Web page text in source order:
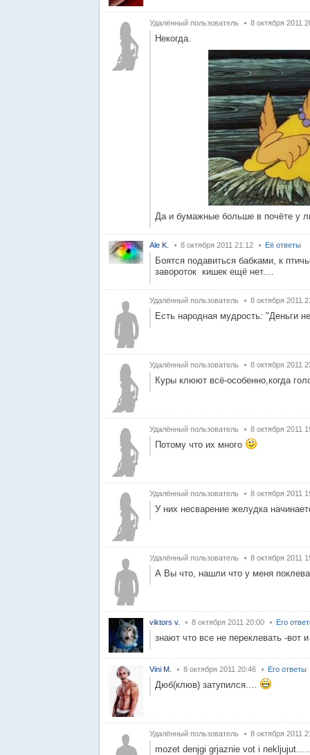
Удалённый пользователь 8 октября 2011
Некогда.
Да и бумажные больше в почёте у
Ale K. 8 октября 2011 21:12 Её ответы
Боятся подавиться бабками, к
завороток кишек ещё нет....
Удалённый пользователь 8 октября 2011
Есть народная мудрость: "Деньги
Удалённый пользователь 8 октября 2011
Куры клюют всё-особенно,когда
Удалённый пользователь 8 октября 2011
Потому что их много
Удалённый пользователь 8 октября 2011
У них несварение желудка
Удалённый пользователь 8 октября 2011
А Вы что, нашли что у меня
viktors v. 8 октября 2011 20:00 Его
знают что все не переклевать -вот
Vini M. 8 октября 2011 20:46 Его ответы
Дюб(клюв) затупился....
Удалённый пользователь 8 октября 2011
mozet denjgi grjaznie vot i